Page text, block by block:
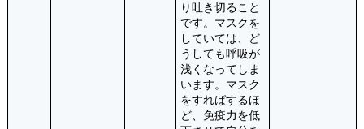
り吐き切ること
です。マスクを
していては、ど
うしても呼吸が
浅くなってしま
います。マスク
をすればするほ
ど、免疫力を低